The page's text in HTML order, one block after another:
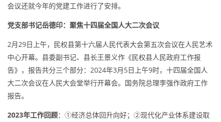
会议还就今年的党建工作进行了安排。
党支部书记岳德印：聚焦十四届全国人大二次会议
2月29日上午，民权县第十六届人民代表大会第五次会议在人民艺术
中心开幕。县委副书记、县长王景义作《民权县人民政府工作报
告》，报告共分三个部分：2024年3月5日上午9时，十四届全国人
大二次会议在人民大会堂举行开幕会。国务院总理李强作政府工作
报告。
2023年工作回顾：①经济总体回升向好；②现代化产业体系建设取